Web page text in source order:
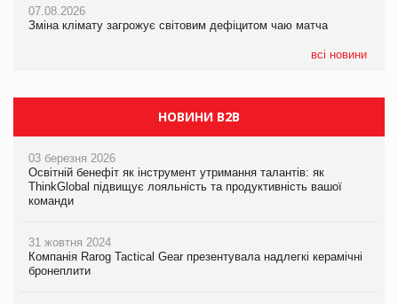
07.08.2026
Зміна клімату загрожує світовим дефіцитом чаю матча
всі новини
07.08.2026
Зміна клімату загрожує світовим дефіцитом чаю матча
Kraft Heinz скоротила збиток у першому півріччі
НОВИНИ B2B
03 березня 2026
Освітній бенефіт як інструмент утримання талантів: як
ThinkGlobal підвищує лояльність та продуктивність вашої
команди
31 жовтня 2024
Компанія Rarog Tactical Gear презентувала надлегкі керамічні
бронеплити